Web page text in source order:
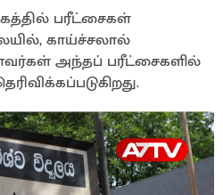
பரீட்சைகள்
காய்ச்சலால்
அந்தப் பரீட்சைகளில்